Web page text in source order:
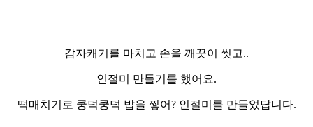
감자캐기를 마치고 손을 깨끗이 씻고..
인절미 만들기를 했어요.
떡매치기로 쿵덕쿵덕 밥을 찧어? 인절미를 만들었답니다.